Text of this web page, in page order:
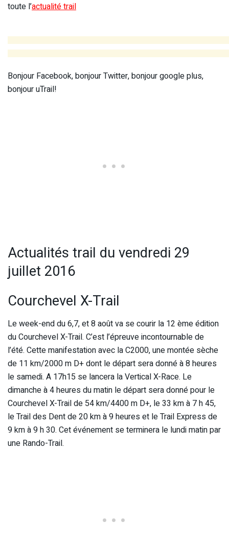
toute l’actualité trail
Bonjour Facebook, bonjour Twitter, bonjour google plus,
bonjour uTrail!
Actualités trail du vendredi 29
juillet 2016
Courchevel X-Trail
Le week-end du 6,7, et 8 août va se courir la 12 ème édition
du Courchevel X-Trail. C’est l’épreuve incontournable de
l’été. Cette manifestation avec la C2000, une montée sèche
de 11 km/2000 m D+ dont le départ sera donné à 8 heures
le samedi. A 17h15 se lancera la Vertical X-Race. Le
dimanche à 4 heures du matin le départ sera donné pour le
Courchevel X-Trail de 54 km/4400 m D+, le 33 km à 7 h 45,
le Trail des Dent de 20 km à 9 heures et le Trail Express de
9 km à 9 h 30. Cet événement se terminera le lundi matin par
une Rando-Trail.